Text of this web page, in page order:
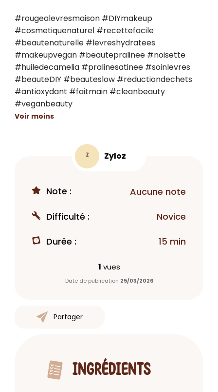
#rougealevresmaison #DIYmakeup
#cosmetiquenaturel #recettefacile
#beautenaturelle #levreshydratees
#makeupvegan #beautepralinee #noisette
#huiledecamelia #pralinesatinee #soinlevres
#beauteDIY #beauteslow #reductiondechets
#antioxydant #faitmain #cleanbeauty
#veganbeauty
Voir moins
Z Zyloz
Note : Aucune note
Difficulté : Novice
Durée : 15 min
1 vues
Date de publication 25/03/2026
Partager
INGRÉDIENTS